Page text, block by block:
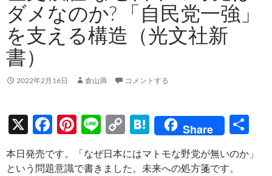
ダメなのか? 「自民党一強」
を支える構造（光文社新
書）
2022年2月16日 倉山満 コメントする
X
F
ac
e
Pi
nt
er
Li
n
e
C
o
p
H
at
e
Share
本日発売です。「なぜ日本にはマトモな野党が無いのか」
という問題意識で書きました。未来への処方箋です。